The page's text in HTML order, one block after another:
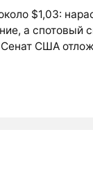
$1,03:
а спотовый
Сенат США